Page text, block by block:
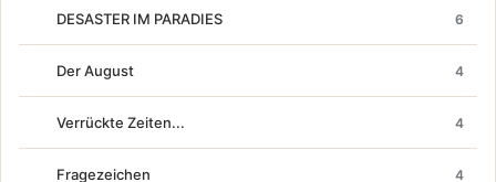
DESASTER IM PARADIES 6
Der August 4
Verrückte Zeiten... 4
Fragezeichen 4